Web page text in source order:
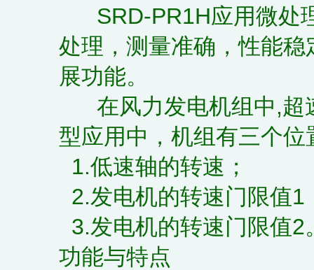
SRD-PR1H应用微处
处理，测量准确，性能
展功能。
在风力发电机组中,超
型应用中，机组有三个
1.低速轴的转速；
2.发电机的转速门限值1
3.发电机的转速门限值2
功能与特点